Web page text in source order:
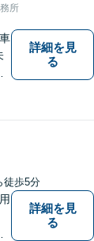
所
詳細を見
る
徒歩5分
詳細を見
る